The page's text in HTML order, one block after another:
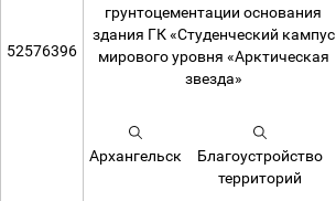
52576396
грунтоцементации основания
здания ГК «Студенческий кампус
мирового уровня «Арктическая
звезда»
Архангельск
Благоустройство
территорий